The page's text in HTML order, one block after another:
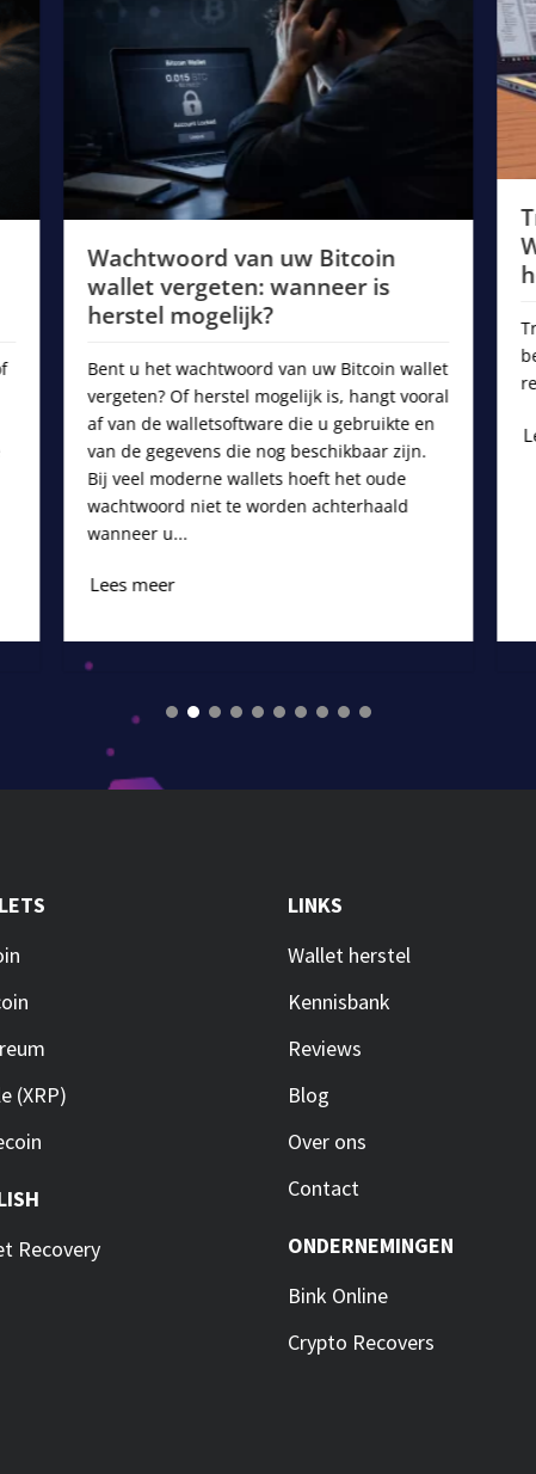
Wachtwoord van uw Bitcoin
wallet vergeten: wanneer is
herstel mogelijk?
Bent u het wachtwoord van uw Bitcoin wallet
vergeten? Of herstel mogelijk is, hangt vooral
af van de walletsoftware die u gebruikte en
van de gegevens die nog beschikbaar zijn.
Bij veel moderne wallets hoeft het oude
wachtwoord niet te worden achterhaald
wanneer u...
Lees meer
(XRP)
Recovery
LINKS
Wallet herstel
Kennisbank
Reviews
Blog
Over ons
Contact
ONDERNEMINGEN
Bink Online
Crypto Recovers